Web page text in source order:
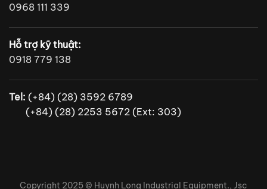
0968 111 339
Hỗ trợ kỹ thuật:
0918 779 138
Tel: (+84) (28) 3592 6789
(+84) (28) 2253 5672 (Ext: 303)
Copyright 2025 © Huynh Long Industrial Equipment., Jsc